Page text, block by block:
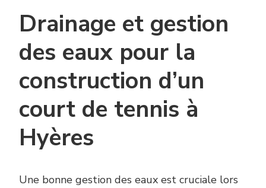
Drainage et gestion
des eaux pour la
construction d’un
court de tennis à
Hyères
Une bonne gestion des eaux est cruciale lors